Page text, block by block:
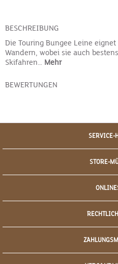
BESCHREIBUNG
Die Touring Bungee Leine
Wandern, wobei sie auch
Skifahren… Mehr
BEWERTUNGEN
SERVICE-
STORE-